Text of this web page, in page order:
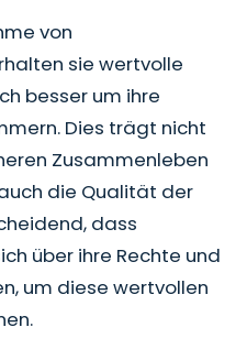
von
sie wertvolle
besser um ihre
Dies trägt nicht
Zusammenleben
die Qualität der
dass
über ihre Rechte und
um diese wertvollen